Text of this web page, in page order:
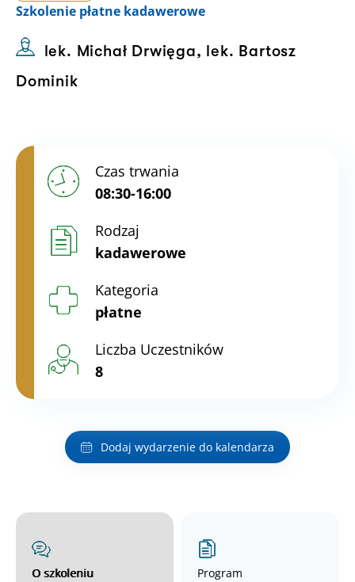
Szkolenie płatne kadawerowe
lek. Michał Drwięga, lek. Bartosz
Dominik
Czas trwania
08:30-16:00
Rodzaj
kadawerowe
Kategoria
płatne
Liczba Uczestników
8
Dodaj wydarzenie do kalendarza
O szkoleniu Program